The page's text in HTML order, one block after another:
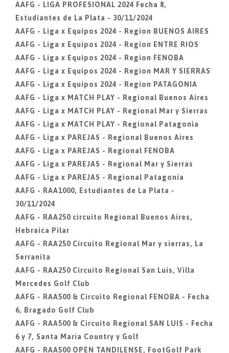
AAFG - LIGA PROFESIONAL 2024 Fecha 8,
Estudiantes de La Plata - 30/11/2024
AAFG - Liga x Equipos 2024 - Region BUENOS AIRES
AAFG - Liga x Equipos 2024 - Region ENTRE RIOS
AAFG - Liga x Equipos 2024 - Region FENOBA
AAFG - Liga x Equipos 2024 - Region MAR Y SIERRAS
AAFG - Liga x Equipos 2024 - Region PATAGONIA
AAFG - Liga x MATCH PLAY - Regional Buenos Aires
AAFG - Liga x MATCH PLAY - Regional Mar y Sierras
AAFG - Liga x MATCH PLAY - Regional Patagonia
AAFG - Liga x PAREJAS - Regional Buenos Aires
AAFG - Liga x PAREJAS - Regional FENOBA
AAFG - Liga x PAREJAS - Regional Mar y Sierras
AAFG - Liga x PAREJAS - Regional Patagonia
AAFG - RAA1000, Estudiantes de La Plata -
30/11/2024
AAFG - RAA250 circuito Regional Buenos Aires,
Hebraica Pilar
AAFG - RAA250 Circuito Regional Mar y sierras, La
Serranita
AAFG - RAA250 Circuito Regional San Luis, Villa
Mercedes Golf Club
AAFG - RAA500 & Circuito Regional FENOBA - Fecha
6, Bragado Golf Club
AAFG - RAA500 & Circuito Regional SAN LUIS - Fecha
6 y 7, Santa Maria Country y Golf
AAFG - RAA500 OPEN TANDILENSE, FootGolf Park